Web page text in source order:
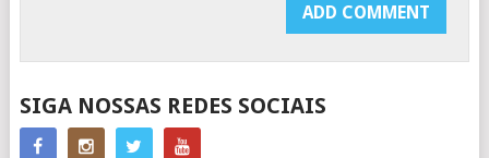
SIGA NOSSAS REDES SOCIAIS